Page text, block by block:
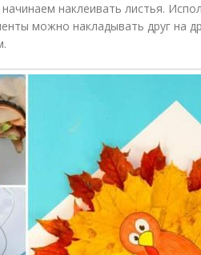
наклеивать листья.
можно накладывать друг на